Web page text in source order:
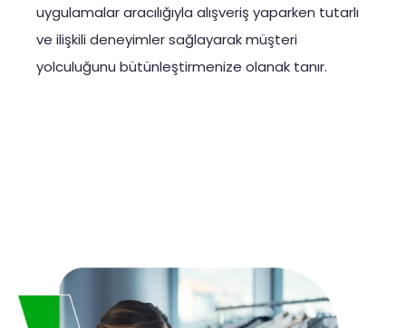
uygulamalar aracılığıyla alışveriş yaparken tutarlı
ve ilişkili deneyimler sağlayarak müşteri
yolculuğunu bütünleştirmenize olanak tanır.